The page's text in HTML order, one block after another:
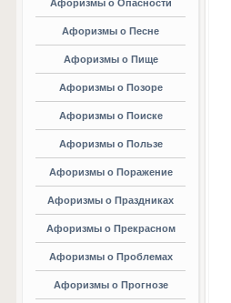
Афоризмы о Опасности
Афоризмы о Песне
Афоризмы о Пище
Афоризмы о Позоре
Афоризмы о Поиске
Афоризмы о Пользе
Афоризмы о Поражение
Афоризмы о Праздниках
Афоризмы о Прекрасном
Афоризмы о Проблемах
Афоризмы о Прогнозе